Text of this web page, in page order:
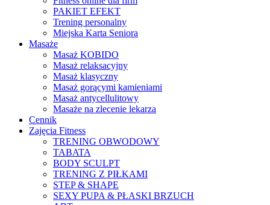
PAKIET EFEKT
Trening personalny
Miejska Karta Seniora
Masaże
Masaż KOBIDO
Masaż relaksacyjny
Masaż klasyczny
Masaż gorącymi kamieniami
Masaż antycellulitowy
Masaże na zlecenie lekarza
Cennik
Zajęcia Fitness
TRENING OBWODOWY
TABATA
BODY SCULPT
TRENING Z PIŁKAMI
STEP & SHAPE
SEXY PUPA & PŁASKI BRZUCH